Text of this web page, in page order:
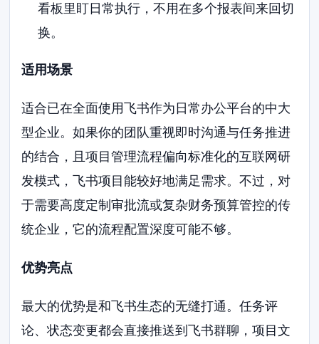
看板里盯日常执行，不用在多个报表间来回切
换。
适用场景
适合已在全面使用飞书作为日常办公平台的中大
型企业。如果你的团队重视即时沟通与任务推进
的结合，且项目管理流程偏向标准化的互联网研
发模式，飞书项目能较好地满足需求。不过，对
于需要高度定制审批流或复杂财务预算管控的传
统企业，它的流程配置深度可能不够。
优势亮点
最大的优势是和飞书生态的无缝打通。任务评
论、状态变更都会直接推送到飞书群聊，项目文